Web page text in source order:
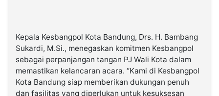
Kepala Kesbangpol Kota Bandung, Drs. H. Bambang
Sukardi, M.Si., menegaskan komitmen Kesbangpol
sebagai perpanjangan tangan PJ Wali Kota dalam
memastikan kelancaran acara. “Kami di Kesbangpol
Kota Bandung siap memberikan dukungan penuh
dan fasilitas yang diperlukan untuk kesuksesan